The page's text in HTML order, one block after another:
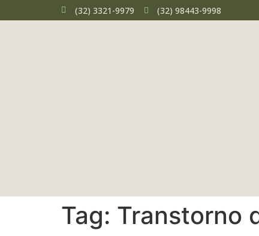
(32) 3321-9979 (32) 98443-9998
Tag: Transtorno